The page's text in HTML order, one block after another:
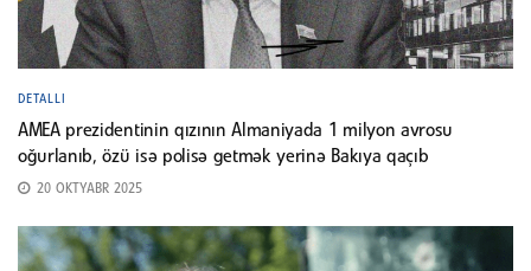
DETALLI
AMEA prezidentinin qızının Almaniyada 1 milyon avrosu
oğurlanıb, özü isə polisə getmək yerinə Bakıya qaçıb
20 OKTYABR 2025